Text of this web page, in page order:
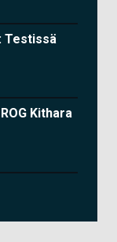
Testissä
Kithara